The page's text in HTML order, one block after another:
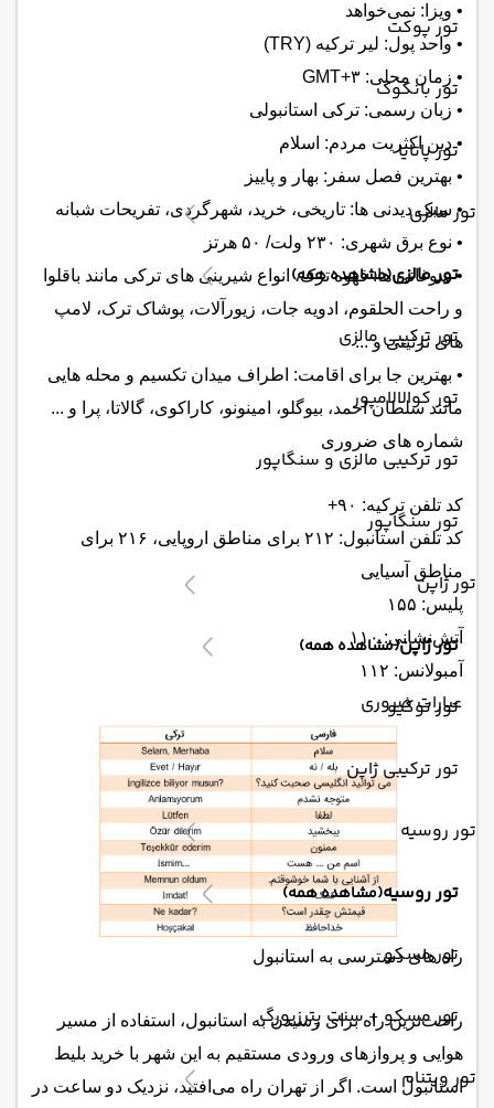
تور پوکت
تور بانکوک
تور پاتایا
تور مالزی
تور مالزی(مشاهده همه)
تور ترکیبی مالزی
تور کوالالامپور
تور ترکیبی مالزی و سنگاپور
تور سنگاپور
تور ژاپن
تور ژاپن(مشاهده همه)
تور توکیو
تور ترکیبی ژاپن
تور روسیه
تور روسیه(مشاهده همه)
تور مسکو
تور مسکو + سنت پترزبورگ
تور ویتنام
• ویزا: نمی‌خواهد
• واحد پول: لیر ترکیه (TRY)
• زمان محلی: GMT+۳
• زبان رسمی: ترکی استانبولی
• دین اکثریت مردم: اسلام
• بهترین فصل سفر: بهار و پاییز
• سبک دیدنی ها: تاریخی، خرید، شهرگردی، تفریحات شبانه
• نوع برق شهری: ۲۳۰ ولت/ ۵۰ هرتز
• سوغاتی ها: قهوه ترک، انواع شیرینی های ترکی مانند باقلوا
و راحت الحلقوم، ادویه جات، زیورآلات، پوشاک ترک، لامپ
های تزئینی و ...
• بهترین جا برای اقامت: اطراف میدان تکسیم و محله هایی
مانند سلطان احمد، بیوگلو، امینونو، کاراکوی، گالاتا، پرا و ...
شماره های ضروری
کد تلفن ترکیه: ۹۰+
کد تلفن استانبول: ۲۱۲ برای مناطق اروپایی، ۲۱۶ برای
مناطق آسیایی
پلیس: ۱۵۵
آتش‌نشانی: ۱۱۰
آمبولانس: ۱۱۲
عبارات ضروری
راه های دسترسی به استانبول
راحت‌ترین راه برای رسیدن به استانبول، استفاده از مسیر
هوایی و پروازهای ورودی مستقیم به این شهر با خرید بلیط
استانبول است. اگر از تهران راه می‌افتید، نزدیک دو ساعت در